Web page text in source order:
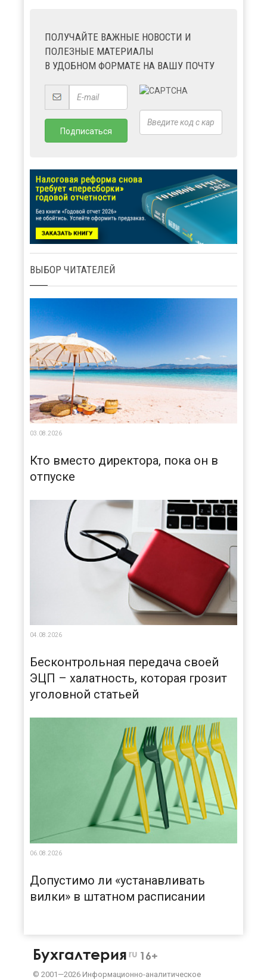
ПОЛУЧАЙТЕ ВАЖНЫЕ НОВОСТИ И
ПОЛЕЗНЫЕ МАТЕРИАЛЫ
В УДОБНОМ ФОРМАТЕ НА ВАШУ ПОЧТУ
ВЫБОР ЧИТАТЕЛЕЙ
03.08.2026
Кто вместо директора, пока он в
отпуске
04.08.2026
Бесконтрольная передача своей
ЭЦП – халатность, которая грозит
уголовной статьей
06.08.2026
Допустимо ли «устанавливать
вилки» в штатном расписании
Бухгалтерия ru 16+
© 2001—2026 Информационно-аналитическое